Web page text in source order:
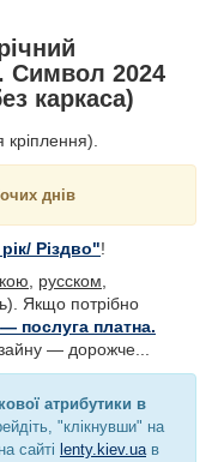
Символ 2024
каркаса)
кріплення).
днів
Різдво"!
, русском,
Якщо потрібно
послуга платна.
— дорожче...
атрибутики в
"клікнувши" на
сайті lenty.kiev.uaв